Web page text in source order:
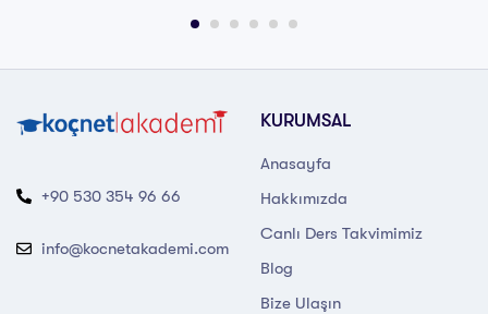
+90 530 354 96 66
info@kocnetakademi.com
KURUMSAL
Anasayfa
Hakkımızda
Canlı Ders Takvimimiz
Blog
Bize Ulaşın